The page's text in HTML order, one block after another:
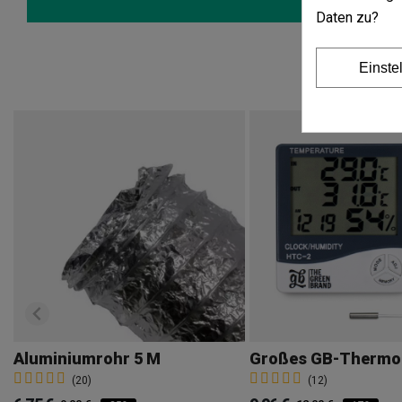
Aluminiumrohr 5 M
(20) (12)
Daten zu?